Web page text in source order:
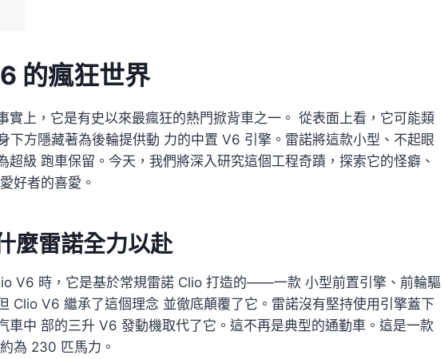
的瘋狂世界
實上，它是有史以來最瘋狂的熱門掀背車之一。 從表面上看，它可能類
下方隱藏著為後輪提供動 力的中置 V6 引擎。雷諾將這款小型、不起眼
超級 跑車保留。今天，我們將深入研究這個工程奇蹟，探索它的怪癖、
好者的喜愛。
麼雷諾全力以赴
V6 時，它是基於常規雷諾 Clio 打造的——一款 小型前置引擎、前輪驅
Clio V6 繼承了這個理念 並徹底顛覆了它。雷諾沒有堅持使用引擎蓋下
車中 部的三升 V6 發動機取代了它。這不再是典型的通勤車。這是一款
為 230 匹馬力。